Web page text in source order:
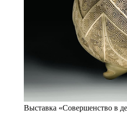
Выставка «Совершенство в